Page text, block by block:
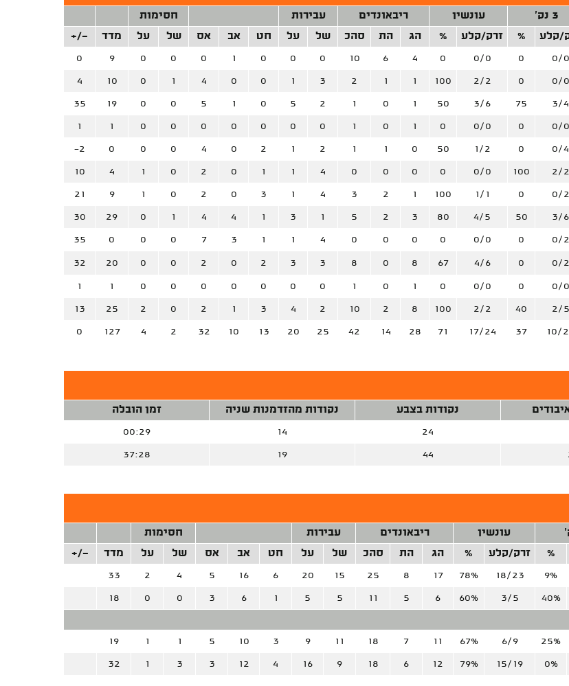
3 נק' עונשין ריבאונדים עבירות
חסימות
קלע % זרק/קלע % הג הת סהכ של על חט אב אס של על מדד +/-
0/0
0
0/0
0
4
6
10
0
0
0
1
0
0
0
9
0
0/0
0
2/2
100
1
1
2
3
1
0
0
4
1
0
10
4
3/4
75
3/6
50
1
0
1
2
5
0
1
5
0
0
19
35
0/0
0
0/0
0
1
0
1
0
0
0
0
0
0
0
1
1
0/4
0
1/2
50
0
1
1
2
1
2
0
4
0
0
0
-2
2/2
100
0/0
0
0
0
0
4
1
1
0
2
0
1
4
10
0/2
0
1/1
100
1
2
3
4
1
3
0
2
0
1
9
21
3/6
50
4/5
80
3
2
5
1
3
1
4
4
1
0
29
30
0/2
0
0/0
0
0
0
0
4
1
1
3
7
0
0
0
35
0/2
0
4/6
67
8
0
8
3
3
2
0
2
0
0
20
32
0/0
0
0/0
0
1
0
1
0
0
0
0
0
0
0
1
1
2/5
40
2/2
100
8
2
10
2
4
3
1
2
0
2
25
13
10/
37
17/24
71
28
14
42
25
20
13
10
32
2
4
127
0
נקודות בצבע נקודות מהזדמנות שניה זמן הובלה
24
14
00:29
44
19
37:28
עונשין ריבאונדים עבירות
חסימות
% זרק/קלע % הג הת סהכ של על חט אב אס של על מדד +/-
9%
18/23
78%
17
8
25
15
20
6
16
5
4
2
33
40%
3/5
60%
6
5
11
5
5
1
6
3
0
0
18
25%
6/9
67%
11
7
18
11
9
3
10
5
1
1
19
0%
15/19
79%
12
6
18
9
16
4
12
3
3
1
32